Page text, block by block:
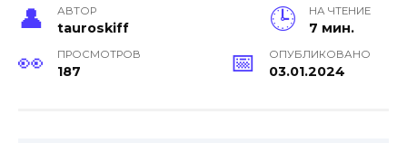
АВТОР
tauroskiff
НА ЧТЕНИЕ
7 мин.
ПРОСМОТРОВ
187
ОПУБЛИКОВАНО
03.01.2024